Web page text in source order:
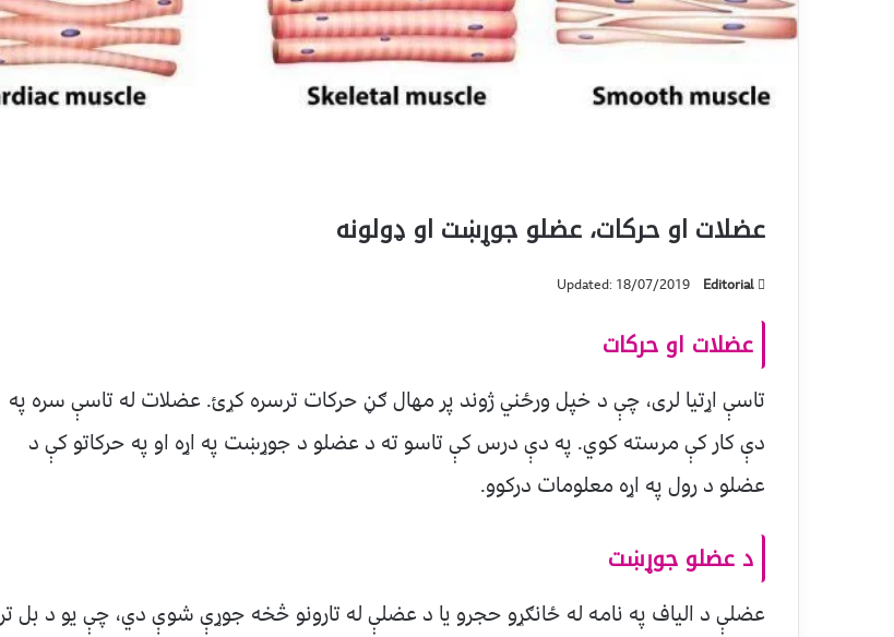
عضلات او حرکات، عضلو جوړښت او ډولونه
Editorial
Updated: 18/07/2019
عضلات او حرکات
تاسې اړتیا لری، چې د خپل ورځني ژوند پر مهال ګڼ حرکات ترسره کړئ. عضلات له تاسې سره په
دې کار کې مرسته کوي. په دې درس کې تاسو ته د عضلو د جوړښت په اړه او په حرکاتو کې د
عضلو د رول په اړه معلومات درکوو.
د عضلو جوړښت
عضلې د الیاف په نامه له ځانګړو حجرو یا د عضلې له تارونو څخه جوړې شوې دي، چې یو د بل تر